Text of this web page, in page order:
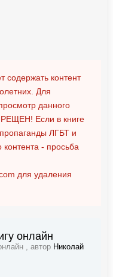
содержать контент
Для
данного
Если в книге
ЛГБТ и
контента - просьба
для удаления
онлайн
, автор Николай